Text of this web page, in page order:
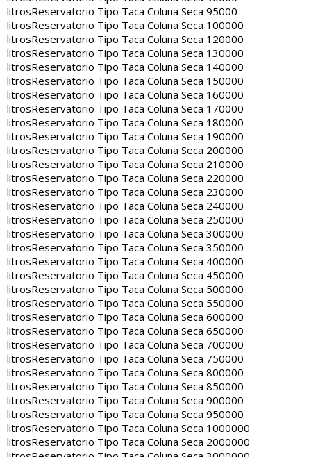
litrosReservatorio Tipo Taca Coluna Seca 95000
litrosReservatorio Tipo Taca Coluna Seca 100000
litrosReservatorio Tipo Taca Coluna Seca 120000
litrosReservatorio Tipo Taca Coluna Seca 130000
litrosReservatorio Tipo Taca Coluna Seca 140000
litrosReservatorio Tipo Taca Coluna Seca 150000
litrosReservatorio Tipo Taca Coluna Seca 160000
litrosReservatorio Tipo Taca Coluna Seca 170000
litrosReservatorio Tipo Taca Coluna Seca 180000
litrosReservatorio Tipo Taca Coluna Seca 190000
litrosReservatorio Tipo Taca Coluna Seca 200000
litrosReservatorio Tipo Taca Coluna Seca 210000
litrosReservatorio Tipo Taca Coluna Seca 220000
litrosReservatorio Tipo Taca Coluna Seca 230000
litrosReservatorio Tipo Taca Coluna Seca 240000
litrosReservatorio Tipo Taca Coluna Seca 250000
litrosReservatorio Tipo Taca Coluna Seca 300000
litrosReservatorio Tipo Taca Coluna Seca 350000
litrosReservatorio Tipo Taca Coluna Seca 400000
litrosReservatorio Tipo Taca Coluna Seca 450000
litrosReservatorio Tipo Taca Coluna Seca 500000
litrosReservatorio Tipo Taca Coluna Seca 550000
litrosReservatorio Tipo Taca Coluna Seca 600000
litrosReservatorio Tipo Taca Coluna Seca 650000
litrosReservatorio Tipo Taca Coluna Seca 700000
litrosReservatorio Tipo Taca Coluna Seca 750000
litrosReservatorio Tipo Taca Coluna Seca 800000
litrosReservatorio Tipo Taca Coluna Seca 850000
litrosReservatorio Tipo Taca Coluna Seca 900000
litrosReservatorio Tipo Taca Coluna Seca 950000
litrosReservatorio Tipo Taca Coluna Seca 1000000
litrosReservatorio Tipo Taca Coluna Seca 2000000